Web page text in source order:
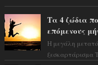
Τα 4 ζώδια
επόμενους
Η μεγάλη
ξεσκαρτάρισμα